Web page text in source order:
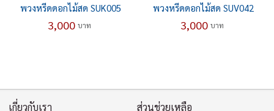
พวงหรีดดอกไม้สด SUK005
3,000 บาท
พวงหรีดดอกไม้สด SUV042
3,000 บาท
เกี่ยวกับเรา ส่วนช่วยเหลือ